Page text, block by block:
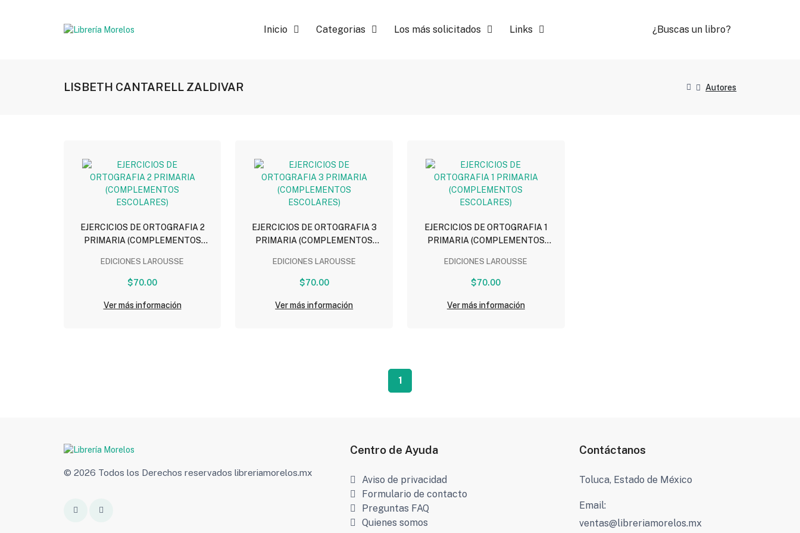
Inicio Categorias Los más solicitados Links ¿Buscas un libro?
LISBETH CANTARELL ZALDIVAR Autores
EJERCICIOS DE ORTOGRAFIA 2
PRIMARIA (COMPLEMENTOS
EDICIONES LAROUSSE
$70.00
Ver más información
EJERCICIOS DE ORTOGRAFIA 3
PRIMARIA (COMPLEMENTOS
EDICIONES LAROUSSE
$70.00
Ver más información
EJERCICIOS DE ORTOGRAFIA 1
PRIMARIA (COMPLEMENTOS
EDICIONES LAROUSSE
$70.00
Ver más información
1
© 2026 Todos los Derechos reservados libreriamorelos.mx
Centro de Ayuda
Aviso de privacidad
Formulario de contacto
Preguntas FAQ
Quienes somos
Contáctanos
Toluca, Estado de México
Email:
ventas@libreriamorelos.mx